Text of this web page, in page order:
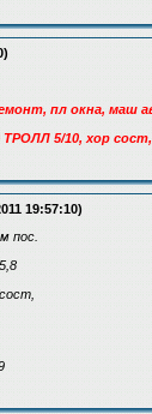
пл окна, маш
5/10, хор сост,
19:57:10)
пос.